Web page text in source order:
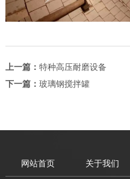
上一篇： 特种高压耐磨设备
下一篇： 玻璃钢搅拌罐
网站首页 关于我们